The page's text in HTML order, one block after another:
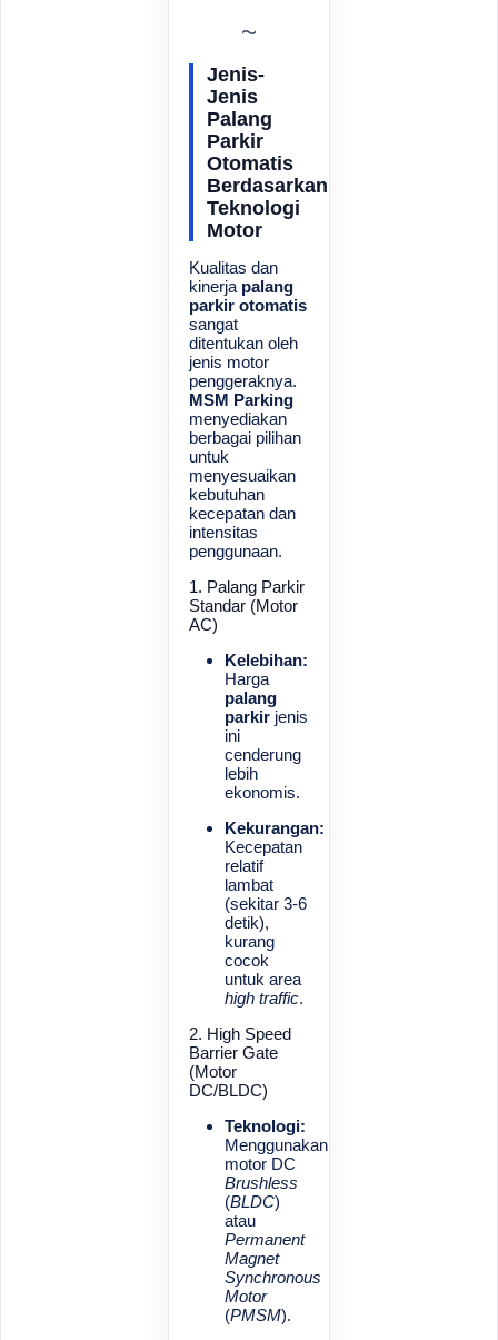
Jenis-
Jenis
Palang
Parkir
Otomatis
Berdasarkan
Teknologi
Motor
Kualitas dan
kinerja palang
parkir otomatis
sangat
ditentukan oleh
jenis motor
penggeraknya.
MSM Parking
menyediakan
berbagai pilihan
untuk
menyesuaikan
kebutuhan
kecepatan dan
intensitas
penggunaan.
1. Palang Parkir
Standar (Motor
AC)
Kelebihan:
Harga
palang
parkir jenis
ini
cenderung
lebih
ekonomis.
Kekurangan:
Kecepatan
relatif
lambat
(sekitar 3-6
detik),
kurang
cocok
untuk area
high traffic.
2. High Speed
Barrier Gate
(Motor
DC/BLDC)
Teknologi:
Menggunakan
motor DC
Brushless
(BLDC)
atau
Permanent
Magnet
Synchronous
Motor
(PMSM).